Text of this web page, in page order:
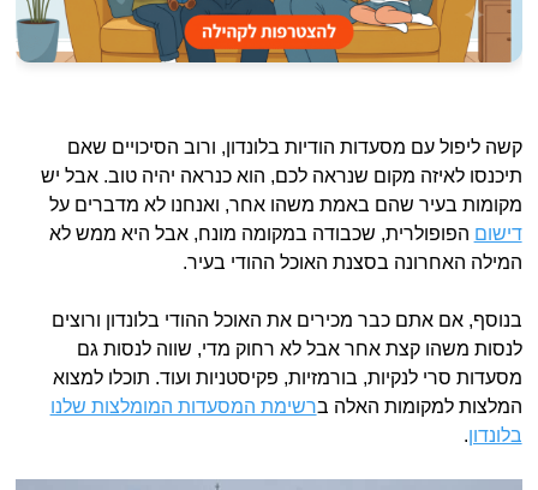
קשה ליפול עם מסעדות הודיות בלונדון, ורוב הסיכויים שאם
תיכנסו לאיזה מקום שנראה לכם, הוא כנראה יהיה טוב. אבל יש
מקומות בעיר שהם באמת משהו אחר, ואנחנו לא מדברים על
דישום הפופולרית, שכבודה במקומה מונח, אבל היא ממש לא
המילה האחרונה בסצנת האוכל ההודי בעיר.
בנוסף, אם אתם כבר מכירים את האוכל ההודי בלונדון ורוצים
לנסות משהו קצת אחר אבל לא רחוק מדי, שווה לנסות גם
מסעדות סרי לנקיות, בורמזיות, פקיסטניות ועוד. תוכלו למצוא
המלצות למקומות האלה ברשימת המסעדות המומלצות שלנו
בלונדון.